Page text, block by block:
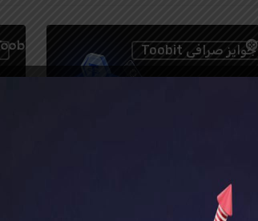
جوایز صرافی Toobit